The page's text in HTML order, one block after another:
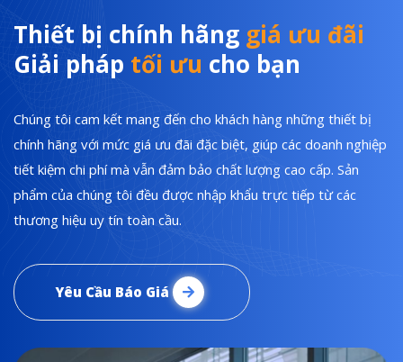
Thiết bị chính hãng giá ưu đãi
Giải pháp tối ưu cho bạn
Chúng tôi cam kết mang đến cho khách hàng những thiết bị
chính hãng với mức giá ưu đãi đặc biệt, giúp các doanh nghiệp
tiết kiệm chi phí mà vẫn đảm bảo chất lượng cao cấp. Sản
phẩm của chúng tôi đều được nhập khẩu trực tiếp từ các
thương hiệu uy tín toàn cầu.
Yêu Cầu Báo Giá